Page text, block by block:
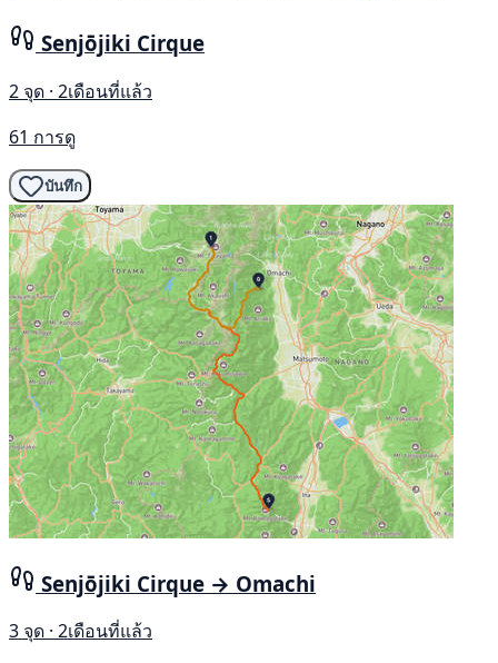
Senjōjiki Cirque
2 จุด · 2เดือนที่แล้ว
61 การดู
บันทึก
Senjōjiki Cirque → Omachi
3 จุด · 2เดือนที่แล้ว